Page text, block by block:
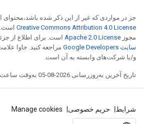
جز در مواردی که غیر از این ذکر شده
Creative Commons Attribution 4.0 License است.
مجوز Apache 2.0 License است. برای اطلاع از
سایت Google Developers‏
و/یا شرکت‌های وابسته به آن است.
تاریخ آخرین به‌روزرسانی 2026-08-05 به‌وقت ساعت هماهنگ جهانی.
شرایط حریم خصوصی Manage cookies